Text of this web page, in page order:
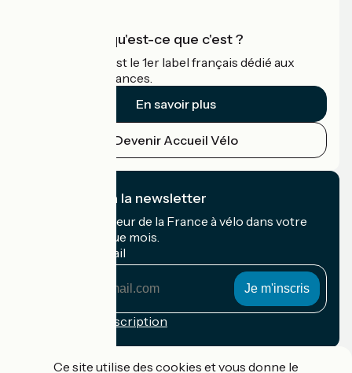
Accueil Vélo qu'est-ce que c'est ?
Accueil Vélo c'est le 1er label français dédié aux
cyclistes en vacances.
En savoir plus
Devenir Accueil Vélo
Je m'abonne à la newsletter
Recevez le meilleur de la France à vélo dans votre
boîte mail chaque mois.
Mon adresse mail
Conditions d'inscription
Ce site utilise des cookies et vous donne le